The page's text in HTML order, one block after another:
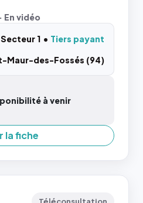
En vidéo
Secteur 1
Tiers payant
Maur-des-Fossés (94)
à venir
la fiche